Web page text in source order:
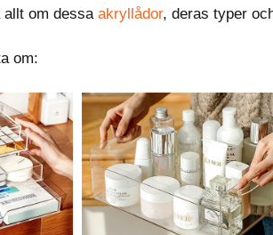
om dessa akryllådor, deras typer
om: